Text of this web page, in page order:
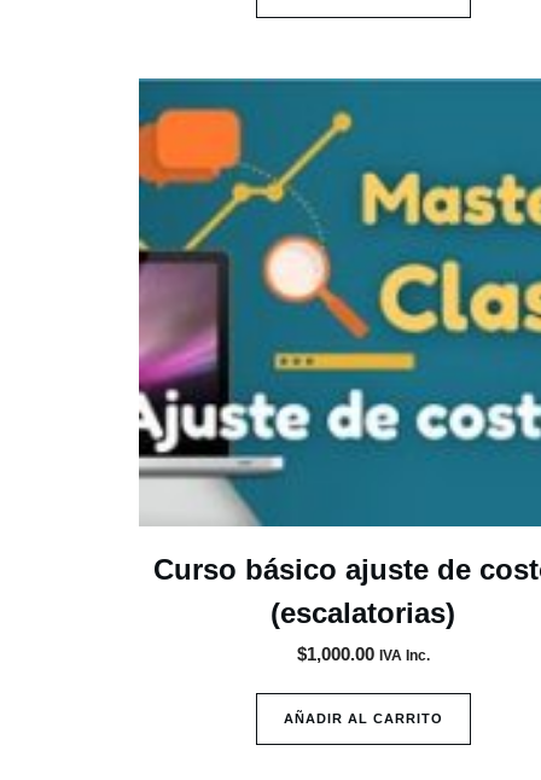
Curso básico ajuste de
(escalatorias)
$1,000.00 IVA Inc.
AÑADIR AL CARRITO